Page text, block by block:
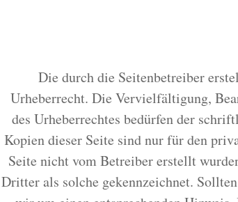
Die durch die Seitenbetreiber
Urheberrecht. Die Vervielfältigung,
des Urheberrechtes bedürfen der
Kopien dieser Seite sind nur für den
Seite nicht vom Betreiber erstellt
Dritter als solche gekennzeichnet.